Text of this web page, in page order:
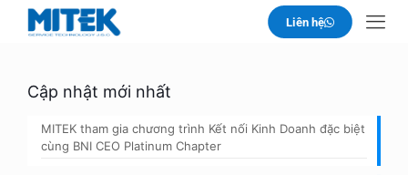
Liên hệ
Cập nhật mới nhất
MITEK tham gia chương trình Kết nối Kinh Doanh đặc biệt
cùng BNI CEO Platinum Chapter